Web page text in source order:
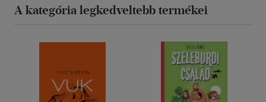
A kategória legkedveltebb termékei